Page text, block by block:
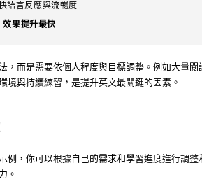
語言反應與流暢度
效果提升最快
，而是需要依個人程度與目標調整。例如大量
境與持續練習，是提升英文最關鍵的因素。
例，你可以根據自己的需求和學習進度進行調
。